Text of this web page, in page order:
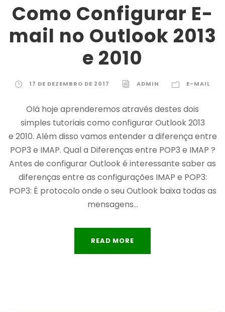
Como Configurar E-
mail no Outlook 2013
e 2010
17 DE DEZEMBRO DE 2017 ADMIN E-MAIL
Olá hoje aprenderemos através destes dois
simples tutoriais como configurar Outlook 2013
e 2010. Além disso vamos entender a diferença entre
POP3 e IMAP. Qual a Diferenças entre POP3 e IMAP ?
Antes de configurar Outlook é interessante saber as
diferenças entre as configurações IMAP e POP3:
POP3: É protocolo onde o seu Outlook baixa todas as
mensagens...
READ MORE